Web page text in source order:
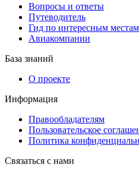
Вопросы и ответы
Путеводитель
Гид по интересным местам
Авиакомпании
База знаний
О проекте
Информация
Правообладателям
Пользовательское
Политика
Связаться с нами